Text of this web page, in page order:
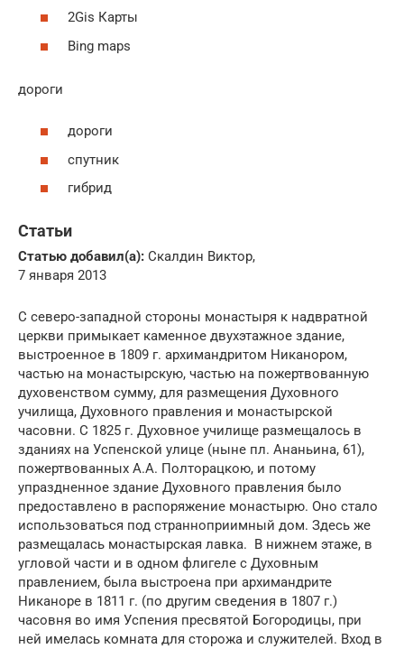
2Gis Карты
Bing maps
дороги
дороги
спутник
гибрид
Статьи
Статью добавил(а): Скалдин Виктор,
7 января 2013
С северо-западной стороны монастыря к надвратной
церкви примыкает каменное двухэтажное здание,
выстроенное в 1809 г. архимандритом Никанором,
частью на монастырскую, частью на пожертвованную
духовенством сумму, для размещения Духовного
училища, Духовного правления и монастырской
часовни. С 1825 г. Духовное училище размещалось в
зданиях на Успенской улице (ныне пл. Ананьина, 61),
пожертвованных А.А. Полторацкою, и потому
упраздненное здание Духовного правления было
предоставлено в распоряжение монастырю. Оно стало
использоваться под странноприимный дом. Здесь же
размещалась монастырская лавка. В нижнем этаже, в
угловой части и в одном флигеле с Духовным
правлением, была выстроена при архимандрите
Никаноре в 1811 г. (по другим сведения в 1807 г.)
часовня во имя Успения пресвятой Богородицы, при
ней имелась комната для сторожа и служителей. Вход в